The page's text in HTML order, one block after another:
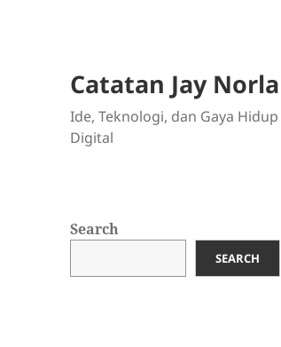
Catatan Jay Norla
Ide, Teknologi, dan Gaya Hidup
Digital
Search
SEARCH